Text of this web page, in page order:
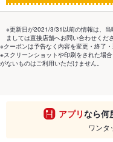
※更新日が2021/3/31以前の情報は、当
ましては直接店舗へお問い合わせくださ
※クーポンは予告なく内容を変更・終了・
※スクリーンショットや印刷をされた場
がないものはご利用いただけません。
アプリなら何
ワンタ